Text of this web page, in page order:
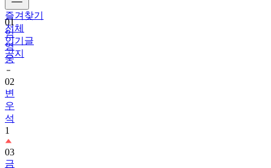
즐겨찾기
전체
인기글
공지
01
임
영
웅
02
변
우
석
1
03
금